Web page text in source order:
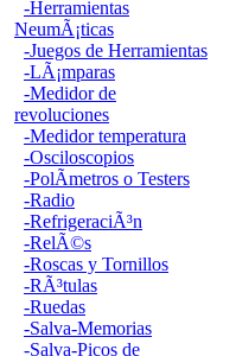
-Herramientas
NeumÃ¡ticas
-Juegos de Herramientas
-LÃ¡mparas
-Medidor de
revoluciones
-Medidor temperatura
-Osciloscopios
-PolÃ­metros o Testers
-Radio
-RefrigeraciÃ³n
-RelÃ©s
-Roscas y Tornillos
-RÃ³tulas
-Ruedas
-Salva-Memorias
-Salva-Picos de